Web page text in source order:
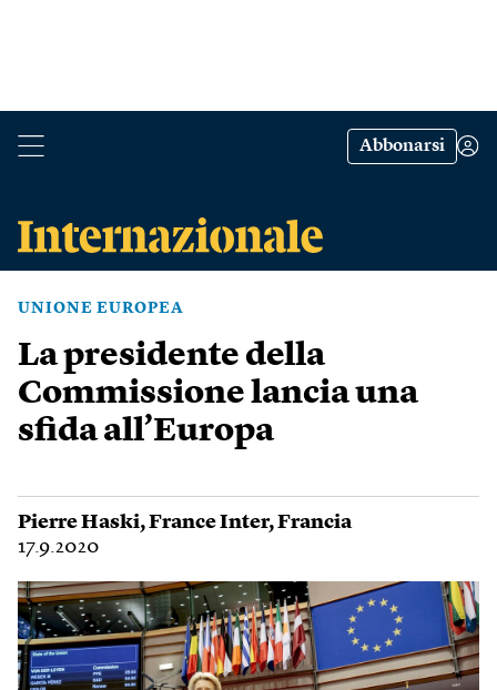
Abbonarsi
UNIONE EUROPEA
La presidente della
Commissione lancia una
sfida all’Europa
Pierre Haski,France Inter,Francia
17.9.2020